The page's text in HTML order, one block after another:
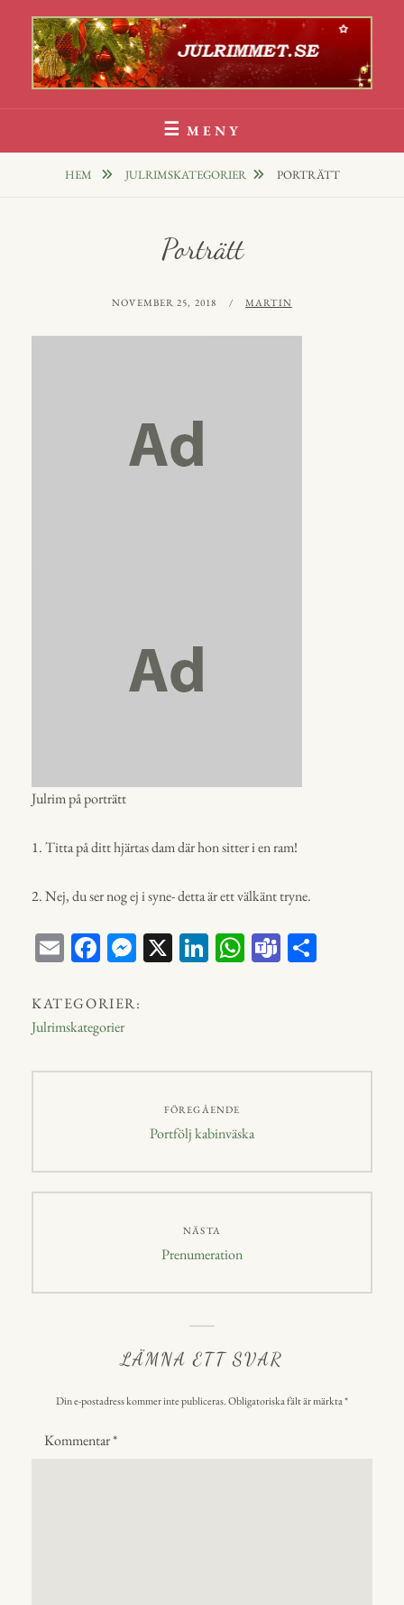
innehåll
Julrim Och Julklappsrim
MENY
HEM JULRIMSKATEGORIER PORTRÄTT
Porträtt
PUBLICERAT
NOVEMBER 25, 2018 AV
MARTIN
Julrim på porträtt
1. Titta på ditt hjärtas dam där hon sitter i en ram!
2. Nej, du ser nog ej i syne- detta är ett välkänt tryne.
E
ail
Fa
bo
ok
M
en
r
X Li W
p
Te
KATEGORIER:
Julrimskategorier
FÖREGÅENDE
Föregående
Portfölj kabinväska
NÄSTA
Nästa
Prenumeration
LÄMNA ETT SVAR
Din e-postadress kommer inte publiceras.Obligatoriska fält är märkta*
Kommentar*